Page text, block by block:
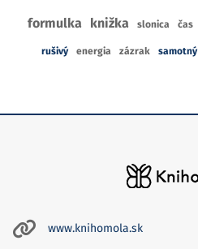
formulka knižka slonica čas
rušivý energia zázrak samotný
www.knihomola.sk